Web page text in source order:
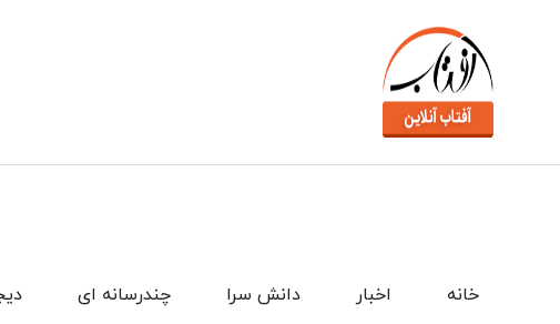
چندرسانه ای دانش سرا اخبار خانه